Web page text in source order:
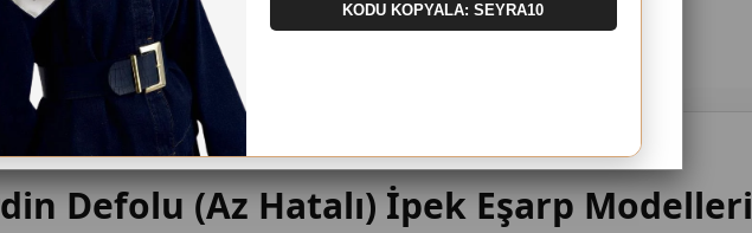
Defolu (Az Hatalı) İpek Eşarp Modelleri
KODU KOPYALA: SEYRA10